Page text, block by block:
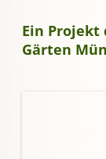
Ein
Gärten